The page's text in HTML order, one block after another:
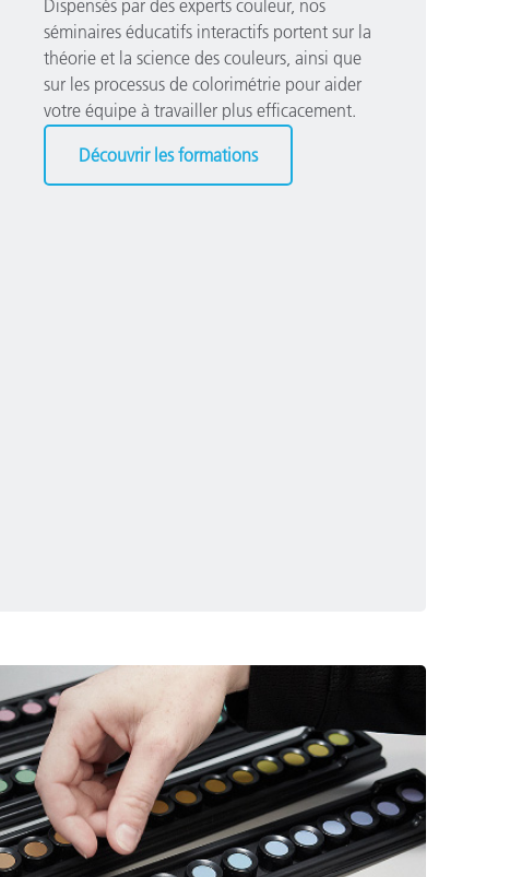
Dispensés par des experts couleur, nos
séminaires éducatifs interactifs portent sur la
théorie et la science des couleurs, ainsi que
sur les processus de colorimétrie pour aider
votre équipe à travailler plus efficacement.
Découvrir les formations